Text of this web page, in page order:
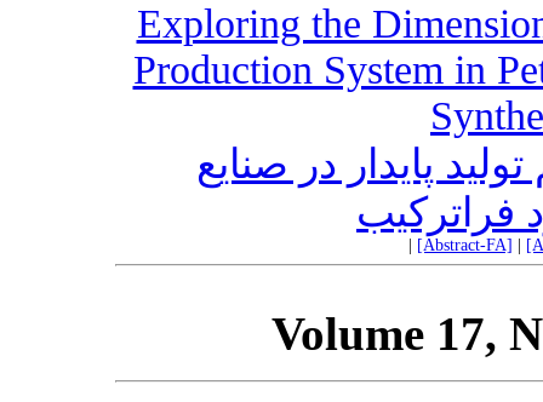
Exploring the
Production System in
پایدار در صنایع
فراترکیب
[Abstract-FA]
Volume 17,